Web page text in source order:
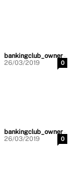
bankingclub_owner -
26/03/2019 0
bankingclub_owner -
26/03/2019 0